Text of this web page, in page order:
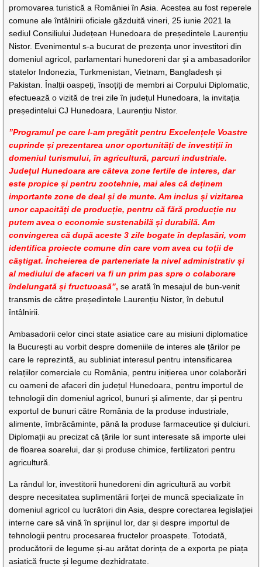
promovarea turistică a României în Asia. Acestea au fost reperele
comune ale întâlnirii oficiale găzduită vineri, 25 iunie 2021 la
sediul Consiliului Județean Hunedoara de președintele Laurențiu
Nistor. Evenimentul s-a bucurat de prezența unor investitori din
domeniul agricol, parlamentari hunedoreni dar și a ambasadorilor
statelor Indonezia, Turkmenistan, Vietnam, Bangladesh și
Pakistan. Înalții oaspeți, însoțiți de membri ai Corpului Diplomatic,
efectuează o vizită de trei zile în județul Hunedoara, la invitația
președintelui CJ Hunedoara, Laurențiu Nistor.
”Programul pe care l-am pregătit pentru Excelențele Voastre
cuprinde și prezentarea unor oportunități de investiții în
domeniul turismului, în agricultură, parcuri industriale.
Județul Hunedoara are câteva zone fertile de interes, dar
este propice și pentru zootehnie, mai ales că deținem
importante zone de deal și de munte. Am inclus și vizitarea
unor capacități de producție, pentru că fără producție nu
putem avea o economie sustenabilă și durabilă. Am
convingerea că după aceste 3 zile bogate în deplasări, vom
identifica proiecte comune din care vom avea cu toții de
câștigat. Încheierea de parteneriate la nivel administrativ și
al mediului de afaceri va fi un prim pas spre o colaborare
îndelungată și fructuoasă”, se arată în mesajul de bun-venit
transmis de către președintele Laurențiu Nistor, în debutul
întâlnirii.
Ambasadorii celor cinci state asiatice care au misiuni diplomatice
la București au vorbit despre domeniile de interes ale țărilor pe
care le reprezintă, au subliniat interesul pentru intensificarea
relațiilor comerciale cu România, pentru inițierea unor colaborări
cu oameni de afaceri din județul Hunedoara, pentru importul de
tehnologii din domeniul agricol, bunuri și alimente, dar și pentru
exportul de bunuri către România de la produse industriale,
alimente, îmbrăcăminte, până la produse farmaceutice și dulciuri.
Diplomații au precizat că țările lor sunt interesate să importe ulei
de floarea soarelui, dar și produse chimice, fertilizatori pentru
agricultură.
La rândul lor, investitorii hunedoreni din agricultură au vorbit
despre necesitatea suplimentării forței de muncă specializate în
domeniul agricol cu lucrători din Asia, despre corectarea legislației
interne care să vină în sprijinul lor, dar și despre importul de
tehnologii pentru procesarea fructelor proaspete. Totodată,
producătorii de legume și-au arătat dorința de a exporta pe piața
asiatică fructe și legume dezhidratate.